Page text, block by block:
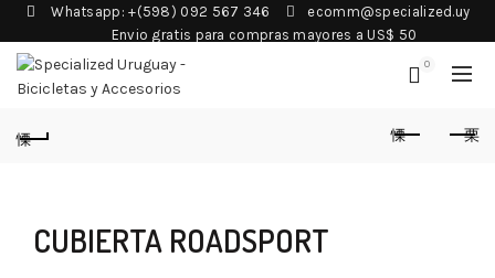
Whatsapp: +(598) 092 567 346
ecomm@specialized.uy
Envio gratis para compras mayores a US$ 50
0
CUBIERTA ROADSPORT